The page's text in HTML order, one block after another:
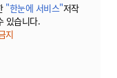
"한눈에 서비스"저작
있습니다.
지